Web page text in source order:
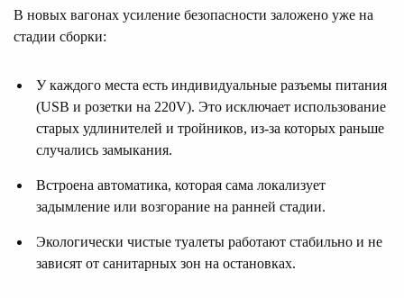
В новых вагонах усиление безопасности заложено уже на
стадии сборки:
У каждого места есть индивидуальные разъемы питания
(USB и розетки на 220V). Это исключает использование
старых удлинителей и тройников, из-за которых раньше
случались замыкания.
Встроена автоматика, которая сама локализует
задымление или возгорание на ранней стадии.
Экологически чистые туалеты работают стабильно и не
зависят от санитарных зон на остановках.